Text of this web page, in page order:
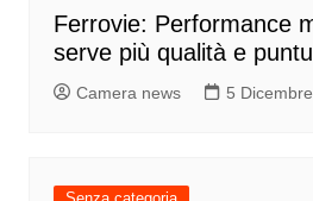
Ferrovie: Performance
serve più qualità e
Camera news 5